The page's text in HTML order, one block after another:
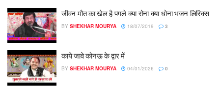
जीवन मौत का खेल है पगले क्या रोना क्या धोना भजन लिरिक्स
BY SHEKHAR MOURYA 18/07/2019 3
काये जावे कोनऊ के द्वार में
BY SHEKHAR MOURYA 04/01/2026 0